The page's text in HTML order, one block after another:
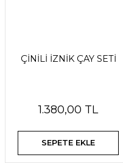
ÇİNİLİ İZNİK ÇAY SETİ
1.380,00 TL
SEPETE EKLE